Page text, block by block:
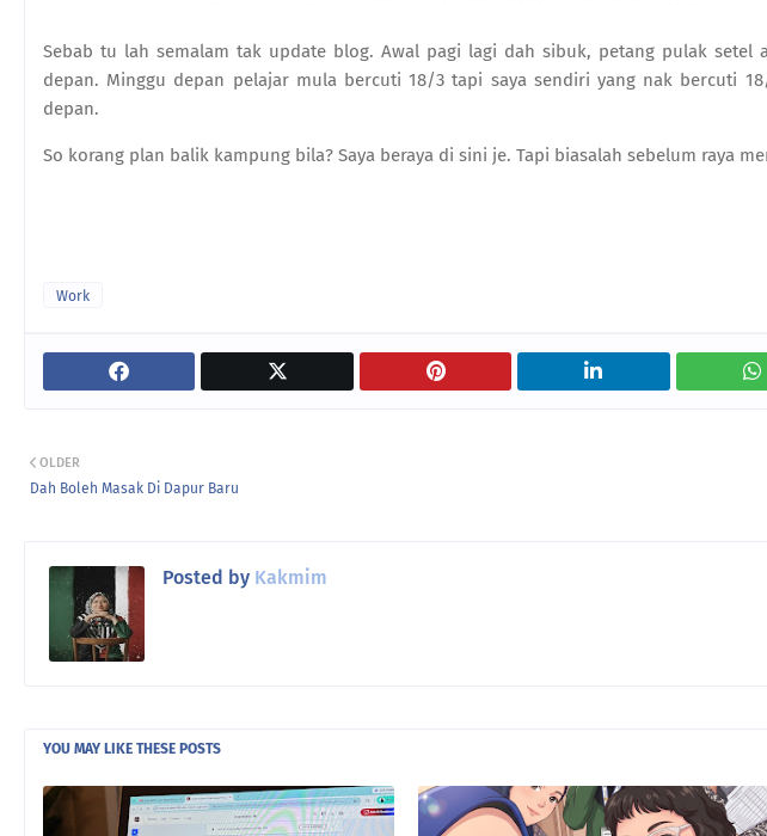
Sebab tu lah semalam tak update blog. Awal pagi lagi dah sibuk, petang pulak setel
depan. Minggu depan pelajar mula bercuti 18/3 tapi saya sendiri yang nak bercuti
depan.
So korang plan balik kampung bila? Saya beraya di sini je. Tapi biasalah sebelum raya
Work
OLDER
Dah Boleh Masak Di Dapur Baru
Posted by Kakmim
YOU MAY LIKE THESE POSTS